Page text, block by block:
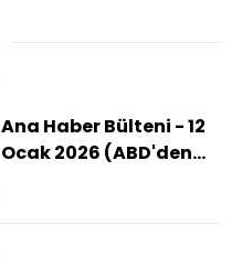
Ana Haber Bülteni - 12
Ocak 2026 (ABD'den